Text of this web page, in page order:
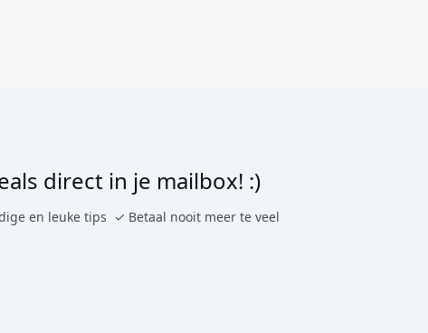
direct in je mailbox! :)
en leuke tips ✓ Betaal nooit meer te veel